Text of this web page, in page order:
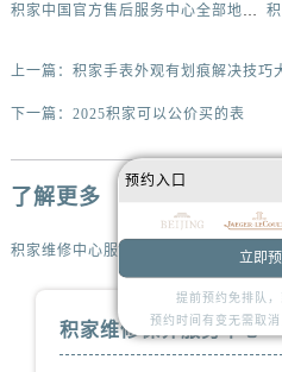
积家中国官方售后服务中心全部地址及热线电话实地考察报告_多信源验证（2026年7月最新）
上一篇： 积家手表外观有划痕解决技巧
下一篇： 2025积家可以公价买的表
了解更多
积家维修中心服务
积家维修保养服务中心
预约入口
立即
提前预约免排队
预约时间有变无需取